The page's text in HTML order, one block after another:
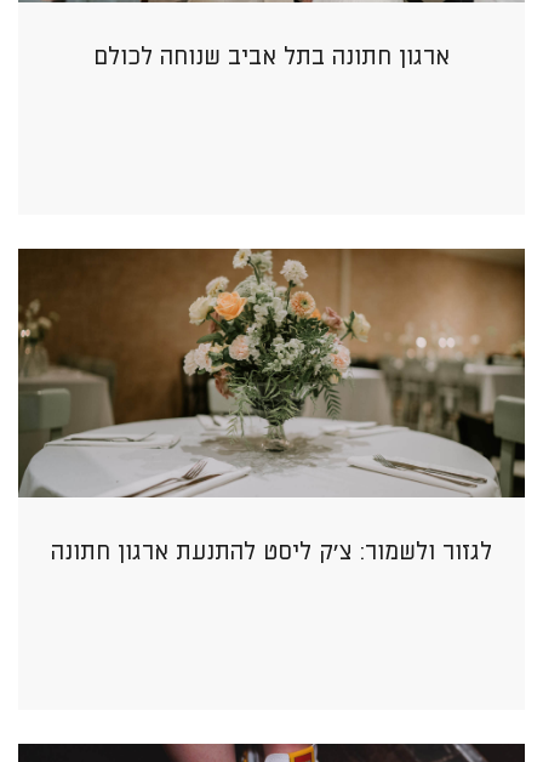
ארגון חתונה בתל אביב שנוחה לכולם
לגזור ולשמור: צ’ק ליסט להתנעת ארגון חתונה